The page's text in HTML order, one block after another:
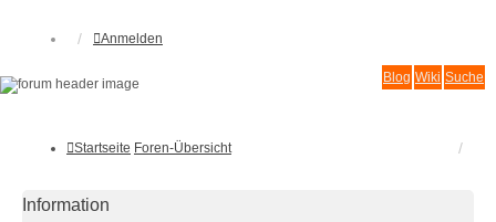
Anmelden
Blog Wiki Suche
Startseite Foren-Übersicht
Information